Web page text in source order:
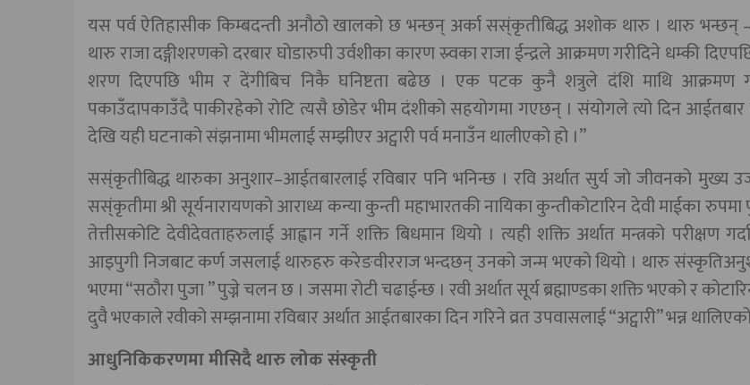
यस पर्व ऐतिहासीक किम्बदन्ती अनौठो खालको छ भन्छन् अर्का सस्ंकृतीबिद्ध अशोक थारु । थारु भन्छन्
थारु राजा दङ्गीशरणको दरबार घोडारुपी उर्वशीका कारण स्र्वका राजा ईन्द्रले आक्रमण गरीदिने धम्की
शरण दिएपछि भीम र देंगीबिच निकै घनिष्टता बढेछ । एक पटक कुनै शत्रुले दंशि माथि आक्रमण
पकाउँदापकाउँदै पाकीरहेको रोटि त्यसै छोडेर भीम दंशीको सहयोगमा गएछन् । संयोगले त्यो दिन
देखि यही घटनाको संझनामा भीमलाई सम्झीएर अट्वारी पर्व मनाउँन थालीएको हो ।”
सस्ंकृतीबिद्ध थारुका अनुशार–आईतबारलाई रविबार पनि भनिन्छ । रवि अर्थात सुर्य जो जीवनको मुख्य
सस्ंकृतीमा श्री सूर्यनारायणको आराध्य कन्या कुन्ती महाभारतकी नायिका कुन्तीकोटारिन देवी माईका रुपमा
तेत्तीसकोटि देवीदेवताहरुलाई आह्वान गर्ने शक्ति बिधमान थियो । त्यही शक्ति अर्थात मन्त्रको परीक्षण
आइपुगी निजबाट कर्ण जसलाई थारुहरु करेङवीरराज भन्दछन् उनको जन्म भएको थियो । थारु
भएमा “सठौरा पुजा ” पुज्ने चलन छ । जसमा रोटी चढाईन्छ । रवी अर्थात सूर्य ब्रह्माण्डका शक्ति भएको र
दुवै भएकाले रवीको सम्झनामा रविबार अर्थात आईतबारका दिन गरिने व्रत उपवासलाई “अट्वारी” भन्न
आधुनिकिकरणमा मीसिदै थारु लोक संस्कृती